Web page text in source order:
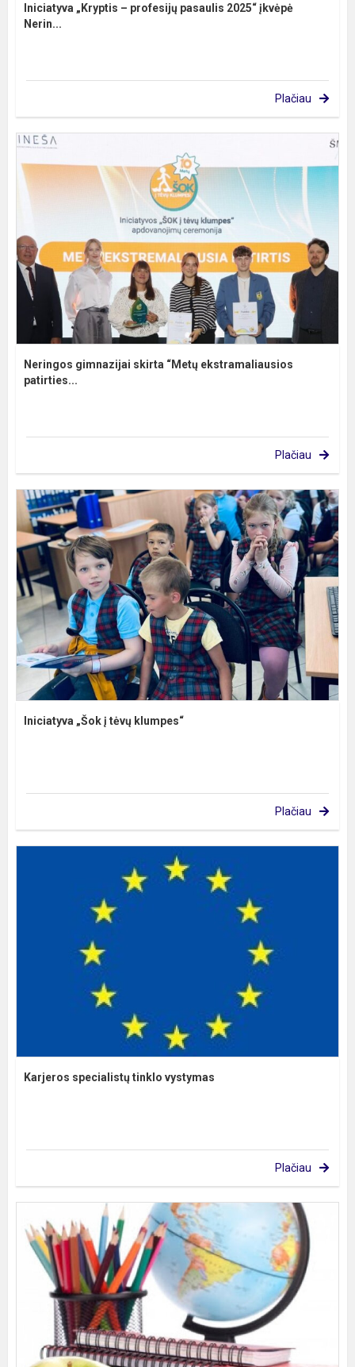
Iniciatyva „Kryptis – profesijų pasaulis 2025“ įkvėpė
Nerin...
Plačiau
Neringos gimnazijai skirta “Metų ekstramaliausios
patirties...
Plačiau
Iniciatyva „Šok į tėvų klumpes“
Plačiau
Karjeros specialistų tinklo vystymas
Plačiau